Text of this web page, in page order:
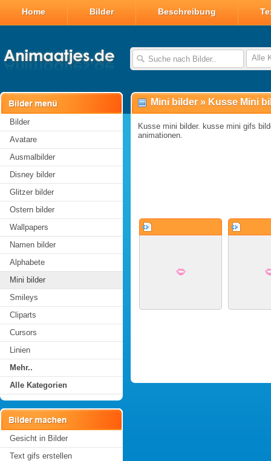
Home Bilder Beschreibung
Alle
Bilder
Avatare
Ausmalbilder
Disney bilder
Glitzer bilder
Ostern bilder
Wallpapers
Namen bilder
Alphabete
Mini bilder
Smileys
Cliparts
Cursors
Linien
Mehr..
Alle Kategorien
Gesicht in Bilder
Text gifs erstellen
Mini bilder » Kusse Mini
Kusse mini bilder. kusse mini gifs
animationen.